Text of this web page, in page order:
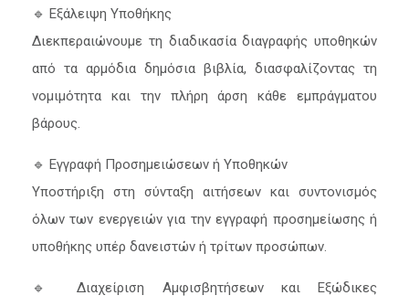
🔹 Εξάλειψη Υποθήκης
Διεκπεραιώνουμε τη διαδικασία διαγραφής υποθηκών
από τα αρμόδια δημόσια βιβλία, διασφαλίζοντας τη
νομιμότητα και την πλήρη άρση κάθε εμπράγματου
βάρους.
🔹 Εγγραφή Προσημειώσεων ή Υποθηκών
Υποστήριξη στη σύνταξη αιτήσεων και συντονισμός
όλων των ενεργειών για την εγγραφή προσημείωσης ή
υποθήκης υπέρ δανειστών ή τρίτων προσώπων.
🔹 Διαχείριση Αμφισβητήσεων και Εξώδικες